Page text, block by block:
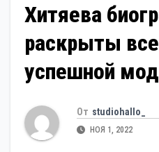
Хитяева
раскрыты
успешной
От studiohallo_
НОЯ 1, 2022